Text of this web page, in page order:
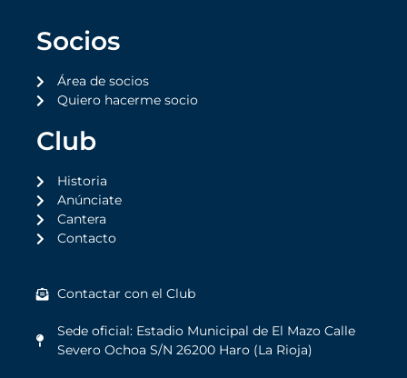
Socios
Área de socios
Quiero hacerme socio
Club
Historia
Anúnciate
Cantera
Contacto
Contactar con el Club
Sede oficial: Estadio Municipal de El Mazo Calle
Severo Ochoa S/N 26200 Haro (La Rioja)